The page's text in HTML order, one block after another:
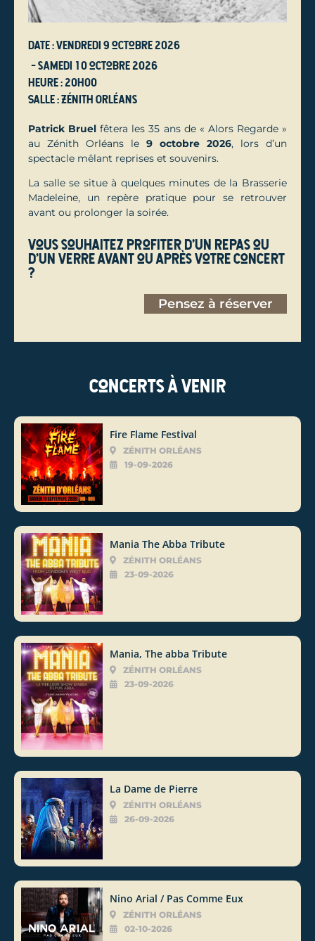
Date : vendredi 9 octobre 2026
- samedi 10 octobre 2026
Heure : 20h00
Salle : Zénith Orléans
Patrick Bruel fêtera les 35 ans de « Alors Regarde »
au Zénith Orléans le 9 octobre 2026, lors d’un
spectacle mêlant reprises et souvenirs.
La salle se situe à quelques minutes de la Brasserie
Madeleine, un repère pratique pour se retrouver
avant ou prolonger la soirée.
Vous souhaitez profiter d'un repas ou
d'un verre avant ou après votre concert
?
Pensez à réserver
Concerts à venir
Fire Flame Festival
ZÉNITH ORLÉANS
19-09-2026
Mania The Abba Tribute
ZÉNITH ORLÉANS
23-09-2026
Mania, The abba Tribute
ZÉNITH ORLÉANS
23-09-2026
La Dame de Pierre
ZÉNITH ORLÉANS
26-09-2026
Nino Arial / Pas Comme Eux
ZÉNITH ORLÉANS
02-10-2026